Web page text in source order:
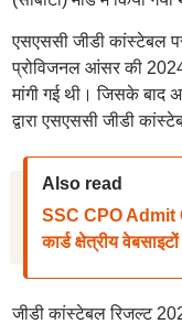
एसएससी जीडी कांस्टेबल
प्रोविजनल आंसर की 2024
मांगी गई थी। जिसके बाद
द्वारा एसएससी जीडी
Also read
SSC CPO Admit
कार्ड क्षेत्रीय वेबसाइटों
जीडी कांस्टेबल रिजल्ट